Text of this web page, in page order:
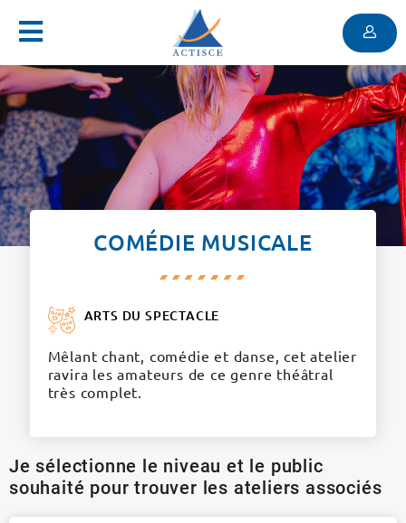
Menu
COMÉDIE MUSICALE
ARTS DU SPECTACLE
Mêlant chant, comédie et danse, cet atelier
ravira les amateurs de ce genre théâtral
très complet.
Je sélectionne le niveau et le public
souhaité pour trouver les ateliers associés